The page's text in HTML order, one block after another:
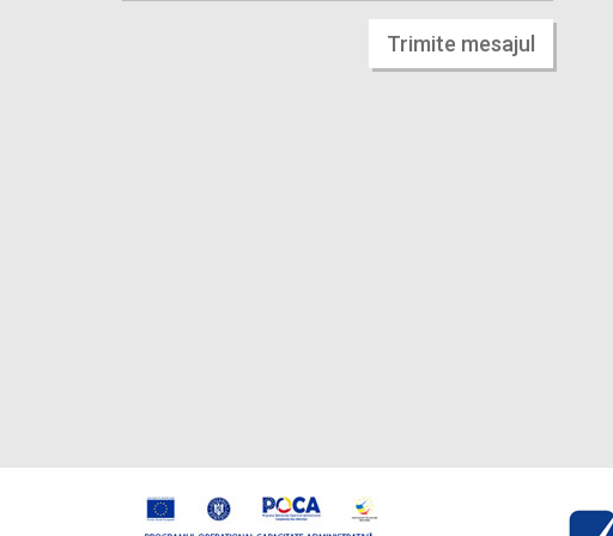
Trimite mesajul